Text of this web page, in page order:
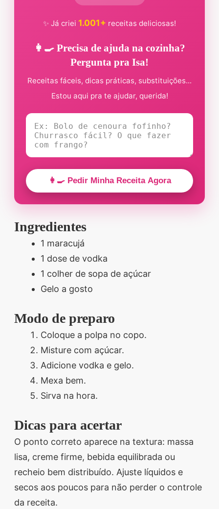
✨ Já criei 1.001+ receitas deliciosas!
👩‍🍳 Precisa de ajuda na cozinha?
Pergunta pra Isa!
Receitas fáceis, dicas práticas, substituições...
Estou aqui pra te ajudar, querida!
👩‍🍳 Pedir Minha Receita Agora
Ingredientes
1 maracujá
1 dose de vodka
1 colher de sopa de açúcar
Gelo a gosto
Modo de preparo
Coloque a polpa no copo.
Misture com açúcar.
Adicione vodka e gelo.
Mexa bem.
Sirva na hora.
Dicas para acertar
O ponto correto aparece na textura: massa
lisa, creme firme, bebida equilibrada ou
recheio bem distribuído. Ajuste líquidos e
secos aos poucos para não perder o controle
da receita.